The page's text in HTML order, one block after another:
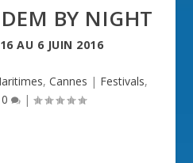
BY NIGHT
AU 6 JUIN 2016
, Cannes | Festivals,
0 |